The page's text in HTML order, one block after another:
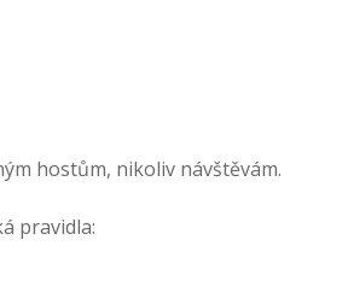
hostům, nikoliv návštěvám.
pravidla: